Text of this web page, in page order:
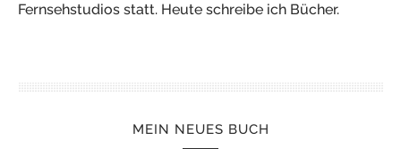
Fernsehstudios statt. Heute schreibe ich Bücher.
MEIN NEUES BUCH